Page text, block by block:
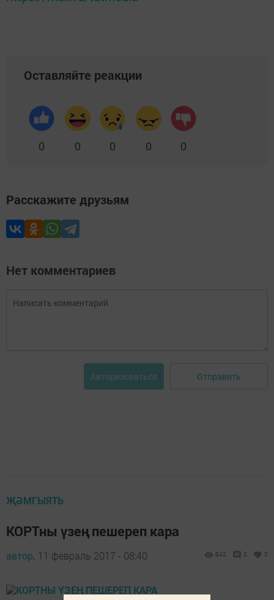
Оставляйте реакции
0 0 0 0 0
Расскажите друзьям
Нет комментариев
Авторизоваться Отправить
ҖӘМГЫЯТЬ
КОРТны үзең пешереп кара
автор, 11 февраль 2017 - 08:40 842 0 0